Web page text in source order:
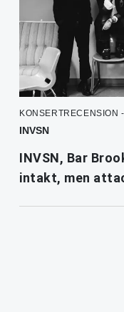
KONSERTRECENSION
INVSN
INVSN, Bar
intakt, men